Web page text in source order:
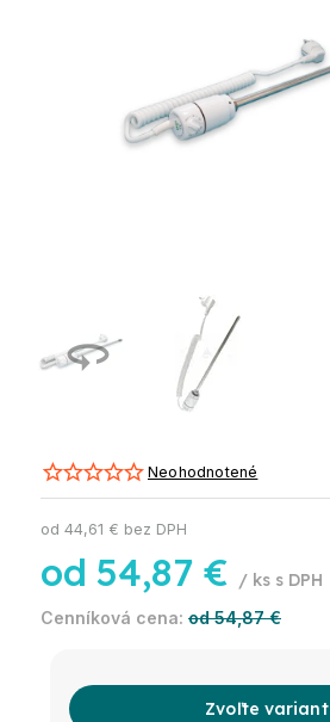
Neohodnotené
od 54,87 €
od 54,87 € / ks
od 44,61 € bez DPH
Zvoľte variant